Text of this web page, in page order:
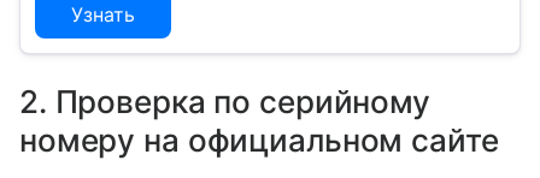
Узнать
2. Проверка по серийному
номеру на официальном сайте